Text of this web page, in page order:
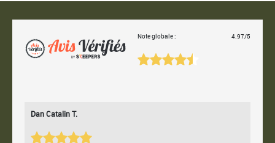
Note globale : 4.97/5
Dan Catalin T.